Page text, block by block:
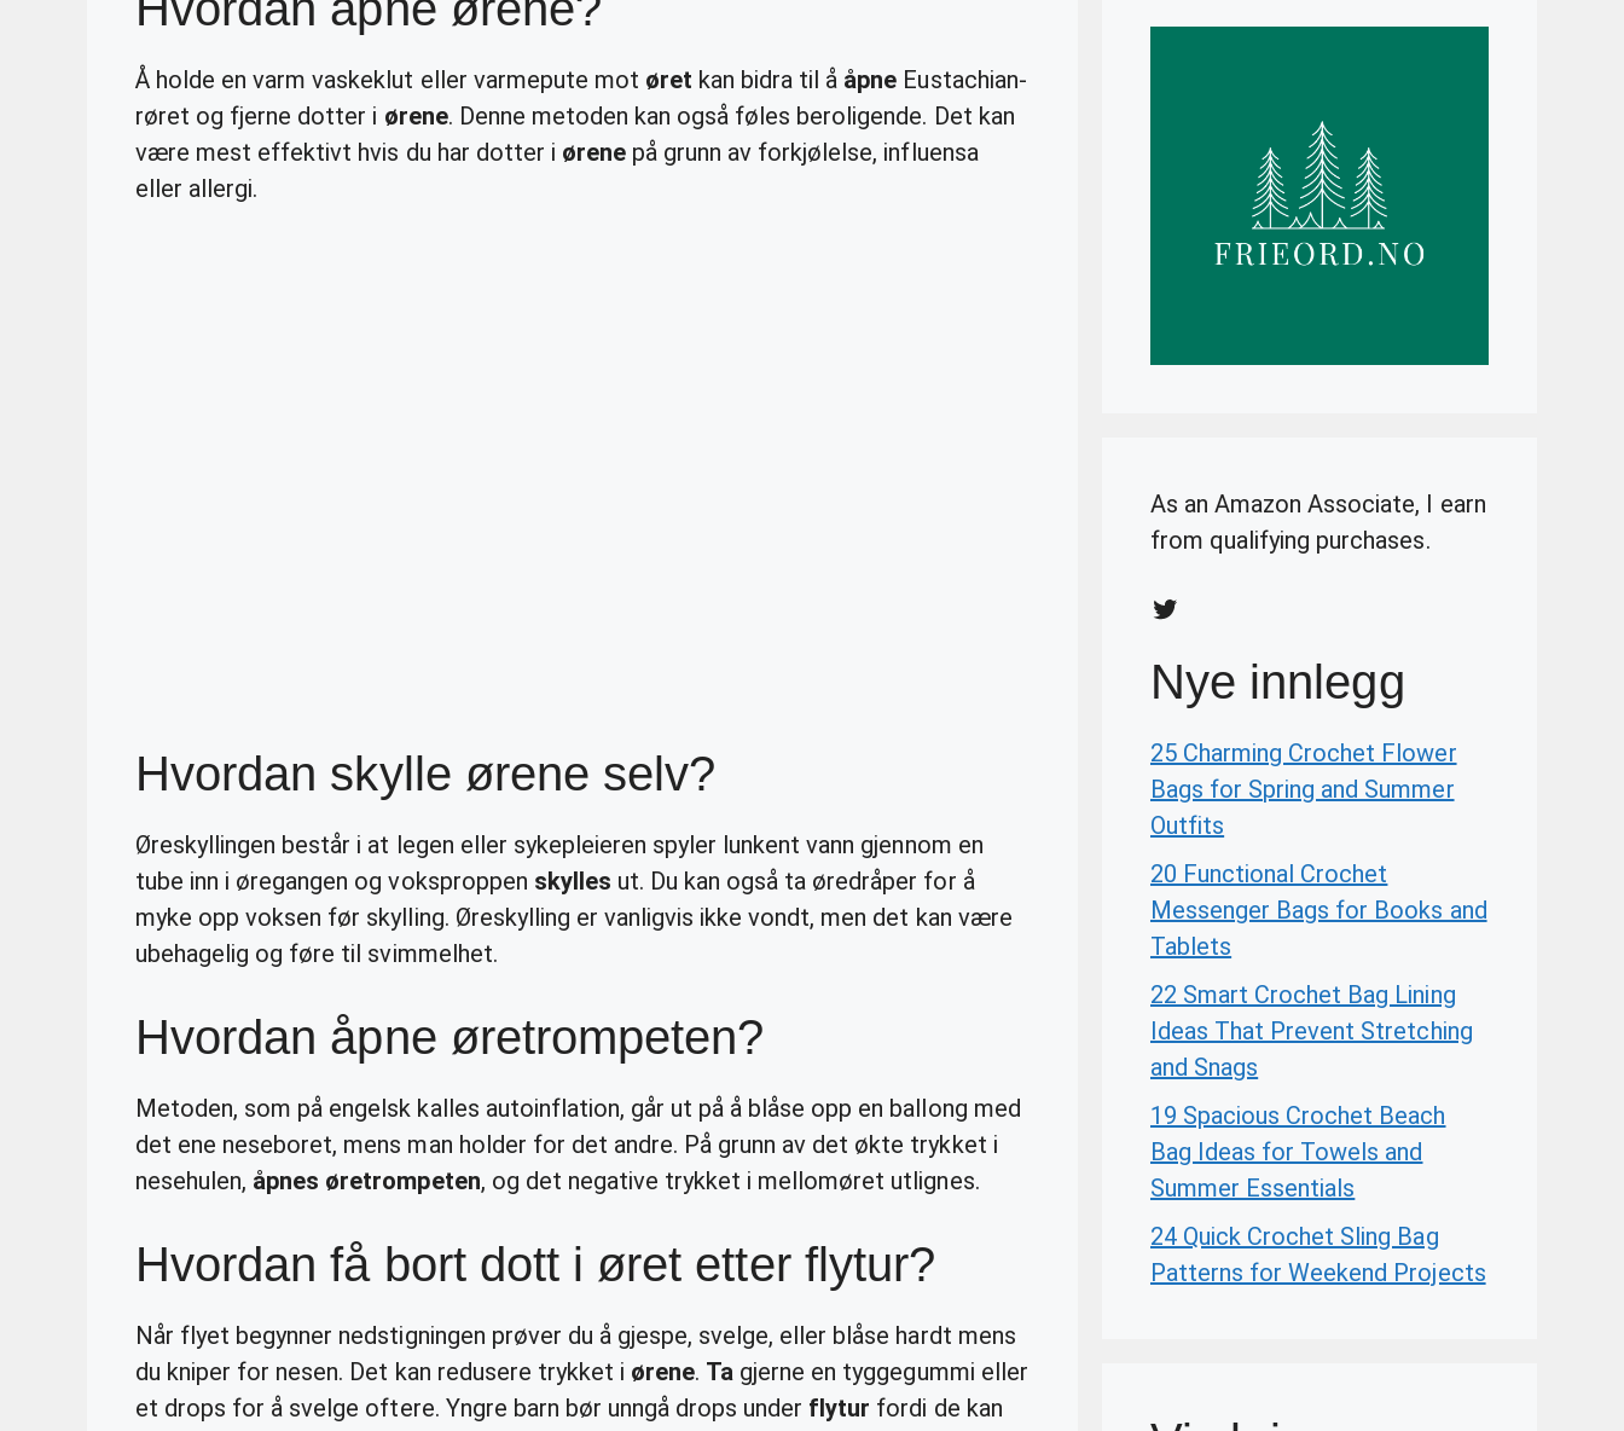
Å holde en varm vaskeklut eller varmepute mot øret kan bidra til å åpne Eustachian-
røret og fjerne dotter i ørene. Denne metoden kan også føles beroligende. Det kan
være mest effektivt hvis du har dotter i ørenepå grunn av forkjølelse, influensa
eller allergi.
Hvordan skylle ørene selv?
Øreskyllingen består i at legen eller sykepleieren spyler lunkent vann gjennom en
tube inn i øregangen og voksproppen skylles ut. Du kan også ta øredråper for å
myke opp voksen før skylling. Øreskylling er vanligvis ikke vondt, men det kan være
ubehagelig og føre til svimmelhet.
Hvordan åpne øretrompeten?
Metoden, som på engelsk kalles autoinflation, går ut på å blåse opp en ballong med
det ene neseboret, mens man holder for det andre. På grunn av det økte trykket i
nesehulen, åpnes øretrompeten, og det negative trykket i mellomøret utlignes.
Hvordan få bort dott i øret etter flytur?
Når flyet begynner nedstigningen prøver du å gjespe, svelge, eller blåse hardt mens
du kniper for nesen. Det kan redusere trykket i ørene. Ta gjerne en tyggegummi eller
et drops for å svelge oftere. Yngre barn bør unngå drops under flytur fordi de kan
As an Amazon Associate, I earn
from qualifying purchases.
Twitter
Nye innlegg
25 Charming Crochet Flower
Bags for Spring and Summer
Outfits
20 Functional Crochet
Messenger Bags for Books and
Tablets
22 Smart Crochet Bag Lining
Ideas That Prevent Stretching
and Snags
19 Spacious Crochet Beach
Bag Ideas for Towels and
Summer Essentials
24 Quick Crochet Sling Bag
Patterns for Weekend Projects